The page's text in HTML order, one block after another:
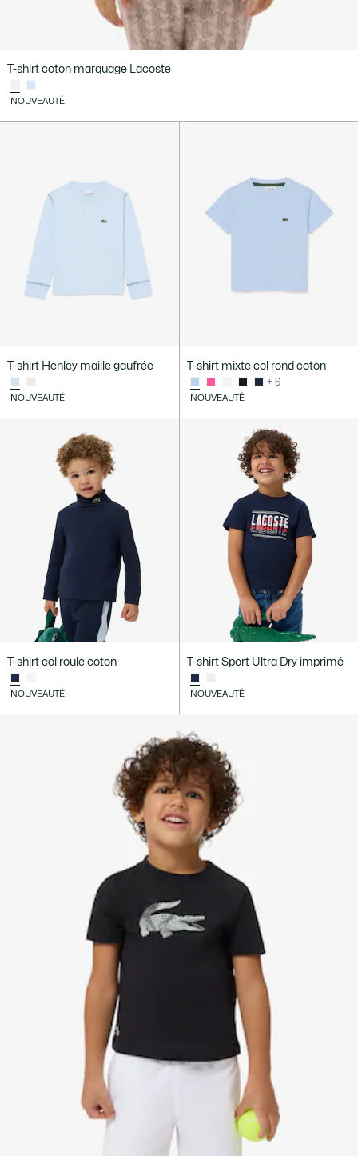
T-shirt coton marquage Lacoste
NOUVEAUTÉ
T-shirt Henley maille gaufrée
NOUVEAUTÉ
T-shirt mixte col rond coton
+ 6
NOUVEAUTÉ
T-shirt col roulé coton
NOUVEAUTÉ
T-shirt Sport Ultra Dry imprimé
NOUVEAUTÉ